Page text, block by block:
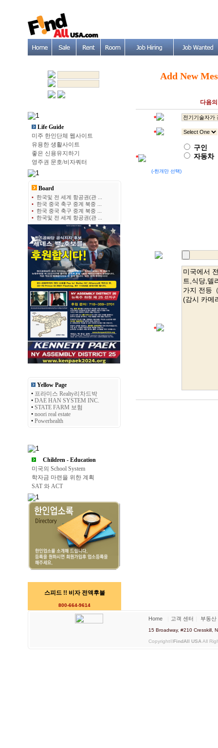
Life Guide
미주 한인단체 웹사이트
유용한 생활사이트
좋은 신용유지하기
영주권 문호/비자쿼터
Board
• 한국및 전 세계 항공권(관 ...
• 한국 중국 축구 중계 북중 ...
• 한국 중국 축구 중계 북중 ...
• 한국및 전 세계 항공권(관 ...
Yellow Page
• 프라미스 Realty리차드박
• DAE HAN SYSTEM INC.
• STATE FARM 보험
• noori real estate
• Powerhealth
Children - Education
미국의 School System
학자금 마련을 위한 계획
SAT 와 ACT
스피드 !! 비자 전액후불
800-664-9614
Add New
다음
*
*
*
(-한개만 선택)
구인
자동차
*
Home 고객 센터 부동산
15 Broadway, #210 Cresskill,
Copyright©FindAll USAAll